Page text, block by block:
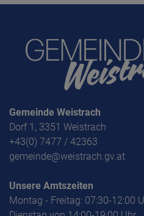
Gemeinde Weistrach
Dorf 1, 3351 Weistrach
+43(0) 7477 / 42363
gemeinde@weistrach.gv.at
Unsere Amtszeiten
Montag - Freitag: 07:30-12:00